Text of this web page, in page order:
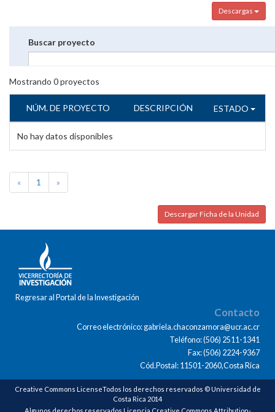
Descargas
Buscar proyecto
Mostrando 0proyectos
NÚM. DE PROYECTO DESCRIPCIÓN ESTADO
No hay datos disponibles
« 1 »
Descargar Ficha de la Unidad
Regresar al Portal de la Investigación
Contacto
Correo electrónico: gabriela.chaconzamora@ucr.ac.cr
Teléfono: (506) 2511-1341
Fax: (506) 2224-9367
Cód.Postal: 11501-2060,Costa Rica
Creative Commons LicenseTodos los derechos reservados © Universidad de
Costa Rica 2014